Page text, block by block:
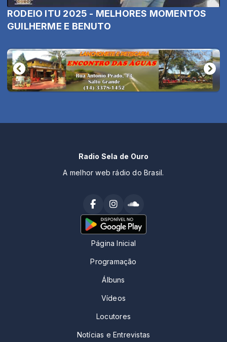
RODEIO ITU 2025 - MELHORES MOMENTOS
GUILHERME E BENUTO
Radio Sela de Ouro
A melhor web rádio do Brasil.
Página Inicial
Programação
Álbuns
Vídeos
Locutores
Notícias e Entrevistas